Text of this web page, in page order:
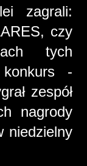
zagrali:
czy
tych
konkurs -
zespół
nagrody
niedzielny